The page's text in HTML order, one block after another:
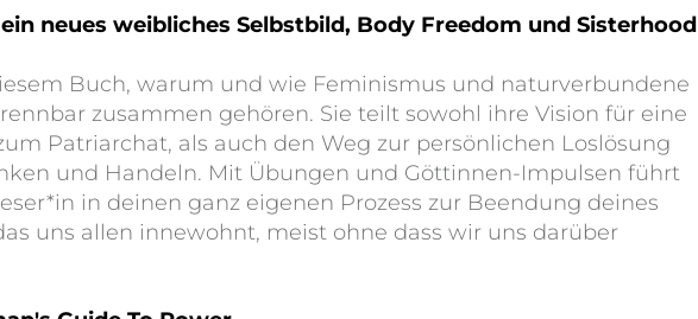
neues weibliches Selbstbild, Body Freedom und Sisterhood
Buch, warum und wie Feminismus und naturverbundene
zusammen gehören. Sie teilt sowohl ihre Vision für eine
Patriarchat, als auch den Weg zur persönlichen Loslösung
und Handeln. Mit Übungen und Göttinnen-Impulsen führt
in deinen ganz eigenen Prozess zur Beendung deines
uns allen innewohnt, meist ohne dass wir uns darüber